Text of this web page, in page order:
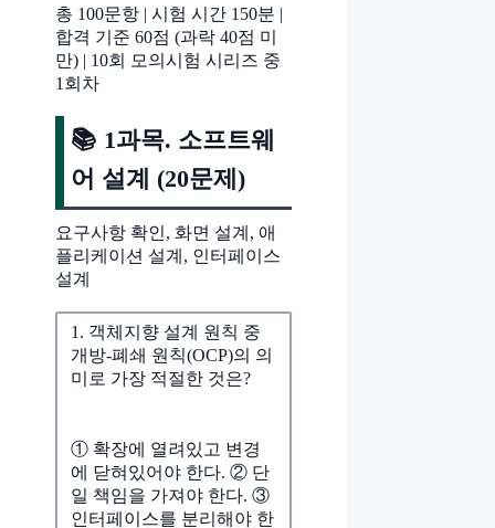
총 100문항 | 시험 시간 150분 |
합격 기준 60점 (과락 40점 미
만) | 10회 모의시험 시리즈 중
1회차
📚 1과목. 소프트웨
어 설계 (20문제)
요구사항 확인, 화면 설계, 애
플리케이션 설계, 인터페이스
설계
1. 객체지향 설계 원칙 중
개방-폐쇄 원칙(OCP)의 의
미로 가장 적절한 것은?
① 확장에 열려있고 변경
에 닫혀있어야 한다. ② 단
일 책임을 가져야 한다. ③
인터페이스를 분리해야 한